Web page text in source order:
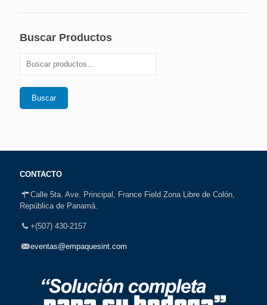
Buscar Productos
Buscar
CONTACTO
Calle 5ta. Ave. Principal, France Field Zona Libre de Colón,
República de Panamá.
+(507) 430-2157
eventas@empaquesint.com